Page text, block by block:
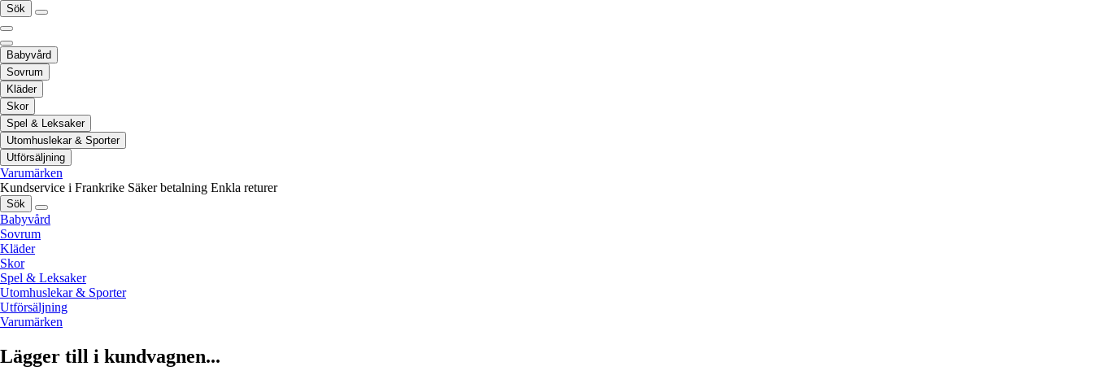
Sök
Babyvård
Sovrum
Kläder
Skor
Spel & Leksaker
Utomhuslekar & Sporter
Utförsäljning
Varumärken
Kundservice i Frankrike Säker betalning Enkla returer
Sök
Babyvård
Sovrum
Kläder
Skor
Spel & Leksaker
Utomhuslekar & Sporter
Utförsäljning
Varumärken
Lägger till i kundvagnen...